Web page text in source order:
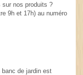
sur nos produits ?
9h et 17h) au numéro
banc de jardin est